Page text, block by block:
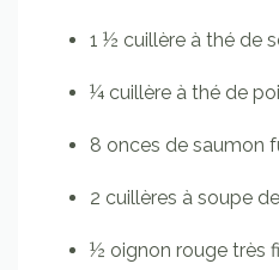
1 ½ cuillère à thé de
¼ cuillère à thé de
8 onces de saumon
2 cuillères à soupe
½ oignon rouge très